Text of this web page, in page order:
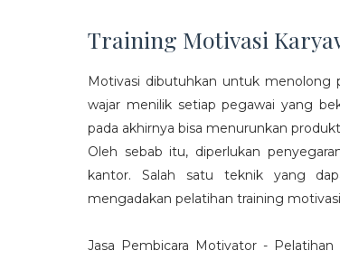
Training Motivasi
Motivasi dibutuhkan untuk menolong
wajar menilik setiap pegawai yang
pada akhirnya bisa menurunkan
Oleh sebab itu, diperlukan
kantor. Salah satu teknik yang
mengadakan pelatihan training
Jasa Pembicara Motivator -